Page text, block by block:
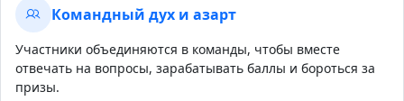
Командный дух и азарт
Участники объединяются в команды, чтобы вместе
отвечать на вопросы, зарабатывать баллы и бороться за
призы.